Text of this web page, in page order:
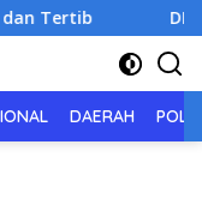
DPW
DAERAH